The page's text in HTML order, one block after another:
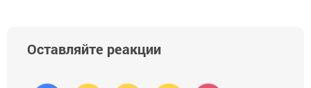
Оставляйте реакции